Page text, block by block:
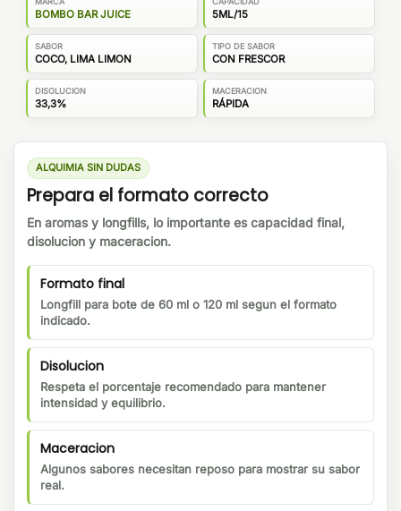
BOMBO BAR JUICE 5ML/15
SABOR
COCO, LIMA LIMON
TIPO DE SABOR
CON FRESCOR
DISOLUCION
33,3%
MACERACION
RÁPIDA
ALQUIMIA SIN DUDAS
Prepara el formato correcto
En aromas y longfills, lo importante es capacidad final,
disolucion y maceracion.
Formato final
Longfill para bote de 60 ml o 120 ml segun el formato
indicado.
Disolucion
Respeta el porcentaje recomendado para mantener
intensidad y equilibrio.
Maceracion
Algunos sabores necesitan reposo para mostrar su sabor
real.